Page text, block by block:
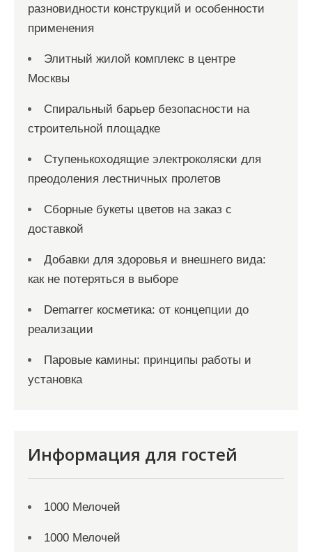
разновидности конструкций и особенности
применения
Элитный жилой комплекс в центре
Москвы
Спиральный барьер безопасности на
строительной площадке
Ступенькоходящие электроколяски для
преодоления лестничных пролетов
Сборные букеты цветов на заказ с
доставкой
Добавки для здоровья и внешнего вида:
как не потеряться в выборе
Demarrer косметика: от концепции до
реализации
Паровые камины: принципы работы и
установка
Информация для гостей
1000 Мелочей
1000 Мелочей